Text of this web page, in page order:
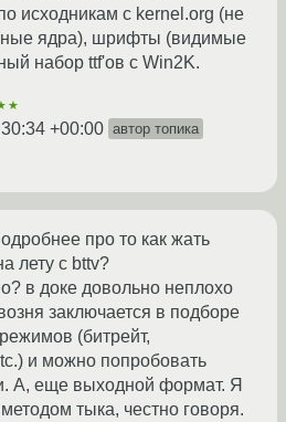
исходникам с kernel.org (не
ядра), шрифты (видимые
набор ttf'ов с Win2K.
+00:00 автор топика
про то как жать
лету с bttv?
в доке довольно неплохо
заключается в подборе
(битрейт,
и можно попробовать
А, еще выходной формат. Я
тыка, честно говоря.